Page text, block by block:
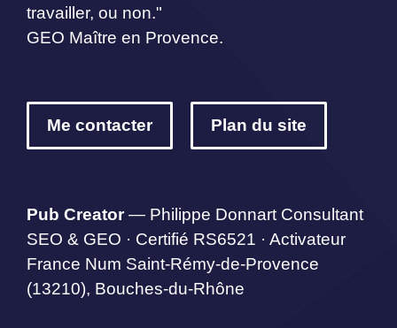
travailler, ou non."
GEO Maître en Provence.
Me contacter Plan du site
Pub Creator— Philippe Donnart Consultant
SEO & GEO · Certifié RS6521 · Activateur
France Num Saint-Rémy-de-Provence
(13210), Bouches-du-Rhône